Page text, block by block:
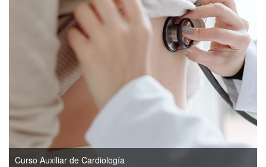
Curso Auxiliar de Cardiología